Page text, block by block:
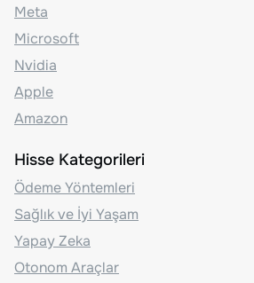
Meta
Microsoft
Nvidia
Apple
Amazon
Hisse Kategorileri
Ödeme Yöntemleri
Sağlık ve İyi Yaşam
Yapay Zeka
Otonom Araçlar